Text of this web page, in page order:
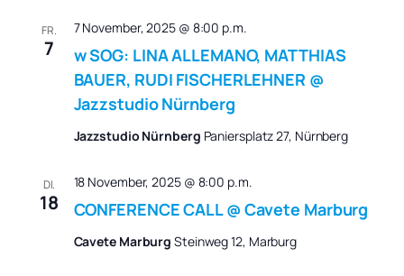
FR.
7
w SOG: LINA ALLEMANO, MATTHIAS
BAUER, RUDI FISCHERLEHNER @
Jazzstudio Nürnberg
7 November, 2025 @ 8:00 p.m.
Jazzstudio Nürnberg Paniersplatz 27, Nürnberg
DI.
18 CONFERENCE CALL @ Cavete Marburg
18 November, 2025 @ 8:00 p.m.
Cavete Marburg Steinweg 12, Marburg